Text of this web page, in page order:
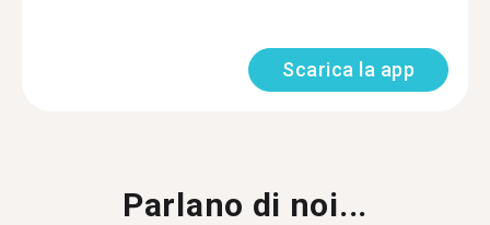
Scarica la app
Parlano di noi...